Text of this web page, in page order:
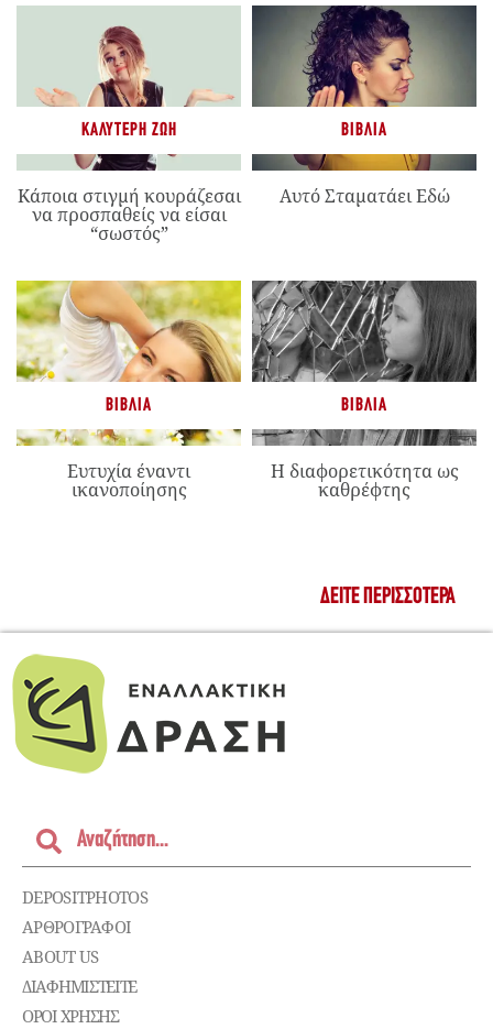
ΚΑΛΎΤΕΡΗ ΖΩΉ
Κάποια στιγμή κουράζεσαι
να προσπαθείς να είσαι
“σωστός”
ΒΙΒΛΊΑ
Αυτό Σταματάει Εδώ
ΒΙΒΛΊΑ
Ευτυχία έναντι
ικανοποίησης
ΒΙΒΛΊΑ
Η διαφορετικότητα ως
καθρέφτης
ΔΕΊΤΕ ΠΕΡΙΣΣΌΤΕΡΑ
DEPOSITPHOTOS
ΑΡΘΡΟΓΡΑΦΟΙ
ABOUT US
ΔΙΑΦΗΜΙΣΤΕΊΤΕ
ΌΡΟΙ ΧΡΉΣΗΣ